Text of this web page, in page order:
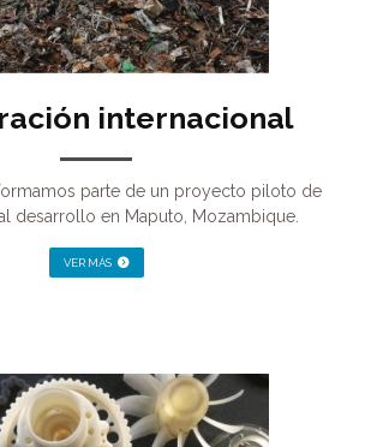
internacional
parte de un proyecto piloto de
desarrollo en Maputo, Mozambique.
VER MÁS